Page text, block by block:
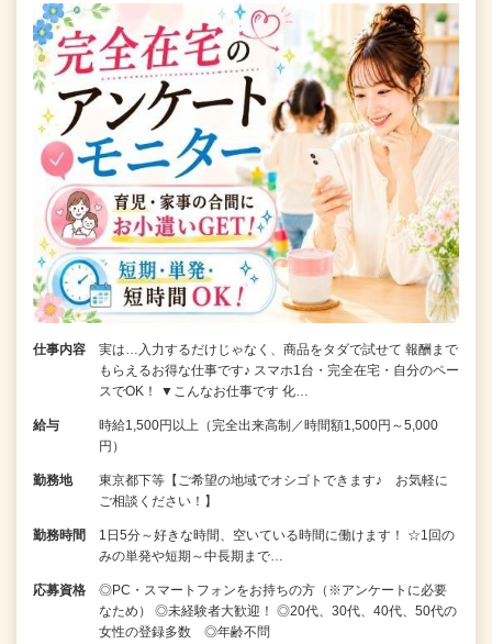
仕事内容
実は…入力するだけじゃなく、商品をタダで試せて 報酬まで
もらえるお得な仕事です♪ スマホ1台・完全在宅・自分のペー
スでOK！ ▼こんなお仕事です 化…
給与
時給1,500円以上（完全出来高制／時間額1,500円～5,000
円）
勤務地
東京都下等【ご希望の地域でオシゴトできます♪ お気軽に
ご相談ください！】
勤務時間
1日5分～好きな時間、空いている時間に働けます！ ☆1回の
みの単発や短期～中長期まで…
応募資格
◎PC・スマートフォンをお持ちの方（※アンケートに必要
なため） ◎未経験者大歓迎！ ◎20代、30代、40代、50代の
女性の登録多数 ◎年齢不問